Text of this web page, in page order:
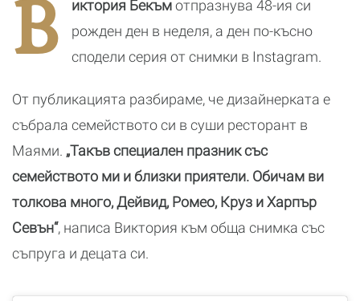
случвало
и малкия им
син
В иктория Бекъмотпразнува 48-ия си
рожден ден в неделя, а ден по-късно
сподели серия от снимки в Instagram.
От публикацията разбираме, че дизайнерката е
събрала семейството си в суши ресторант в
Маями. „Такъв специален празник със
семейството ми и близки приятели. Обичам ви
толкова много, Дейвид, Ромео, Круз и Харпър
Севън“, написа Виктория към обща снимка със
съпруга и децата си.